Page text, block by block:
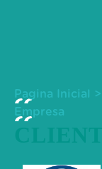
Pagina Inicial
>
Empresa